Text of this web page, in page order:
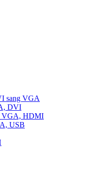
sang VGA
DVI
VGA, HDMI
USB